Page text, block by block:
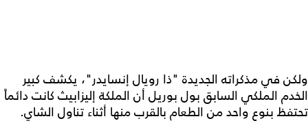
ولكن في مذكراته الجديدة "ذا رويال إنسايدر"، يكشف كبير
الخدم الملكي السابق بول بوريل أن الملكة إليزابيث كانت دائماً
تحتفظ بنوع واحد من الطعام بالقرب منها أثناء تناول الشاي.